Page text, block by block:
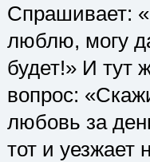
Спрашивает:
люблю, могу
будет!» И тут
вопрос:
любовь за
тот и уезжает